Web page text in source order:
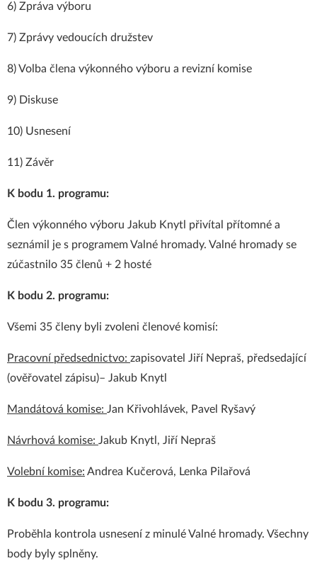
6) Zpráva výboru
7) Zprávy vedoucích družstev
8) Volba člena výkonného výboru a revizní komise
9) Diskuse
10) Usnesení
11) Závěr
K bodu 1. programu:
Člen výkonného výboru Jakub Knytl přivítal přítomné a
seznámil je s programem Valné hromady. Valné hromady se
zúčastnilo 35 členů + 2 hosté
K bodu 2. programu:
Všemi 35 členy byli zvoleni členové komisí:
Pracovní předsednictvo: zapisovatel Jiří Nepraš, předsedající
(ověřovatel zápisu)– Jakub Knytl
Mandátová komise: Jan Křivohlávek, Pavel Ryšavý
Návrhová komise: Jakub Knytl, Jiří Nepraš
Volební komise: Andrea Kučerová, Lenka Pilařová
K bodu 3. programu:
Proběhla kontrola usnesení z minulé Valné hromady. Všechny
body byly splněny.